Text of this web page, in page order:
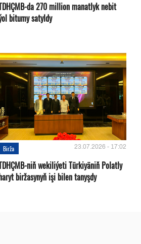
da 270 million manatlyk nebit
bitumy satyldy
Birža 23.07.2026 - 17:02
niň wekiliýeti Türkiyäniň Polatly
biržasynyň işi bilen tanyşdy